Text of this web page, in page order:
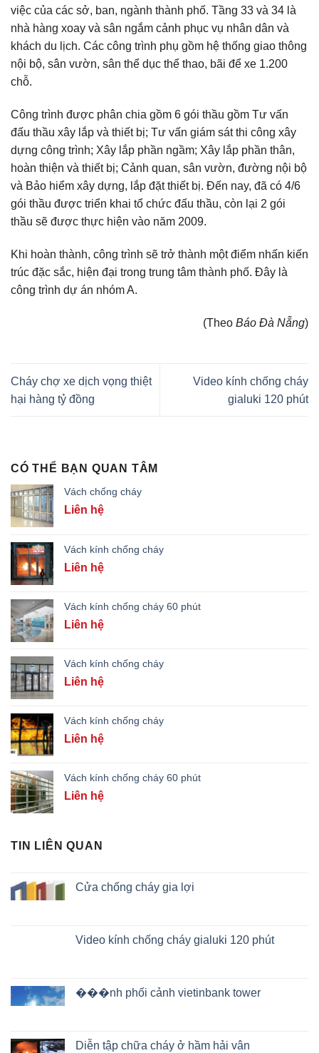
việc của các sở, ban, ngành thành phố. Tầng 33 và 34 là
nhà hàng xoay và sân ngắm cảnh phục vụ nhân dân và
khách du lịch. Các công trình phụ gồm hệ thống giao thông
nội bộ, sân vườn, sân thể dục thể thao, bãi để xe 1.200
chỗ.
Công trình được phân chia gồm 6 gói thầu gồm Tư vấn
đấu thầu xây lắp và thiết bị; Tư vấn giám sát thi công xây
dựng công trình; Xây lắp phần ngầm; Xây lắp phần thân,
hoàn thiện và thiết bị; Cảnh quan, sân vườn, đường nội bộ
và Bảo hiểm xây dựng, lắp đặt thiết bị. Đến nay, đã có 4/6
gói thầu được triển khai tổ chức đấu thầu, còn lại 2 gói
thầu sẽ được thực hiện vào năm 2009.
Khi hoàn thành, công trình sẽ trở thành một điểm nhấn kiến
trúc đặc sắc, hiện đại trong trung tâm thành phố. Đây là
công trình dự án nhóm A.
(Theo Báo Đà Nẵng)
Cháy chợ xe dịch vọng thiệt
hại hàng tỷ đồng
Video kính chống cháy
gialuki 120 phút
CÓ THỂ BẠN QUAN TÂM
Vách chống cháy
Liên hệ
Vách kính chống cháy
Liên hệ
Vách kính chống cháy 60 phút
Liên hệ
Vách kính chống cháy
Liên hệ
Vách kính chống cháy
Liên hệ
Vách kính chống cháy 60 phút
Liên hệ
TIN LIÊN QUAN
Cửa chống cháy gia lợi
Video kính chống cháy gialuki 120 phút
���nh phối cảnh vietinbank tower
Diễn tập chữa cháy ở hầm hải vân